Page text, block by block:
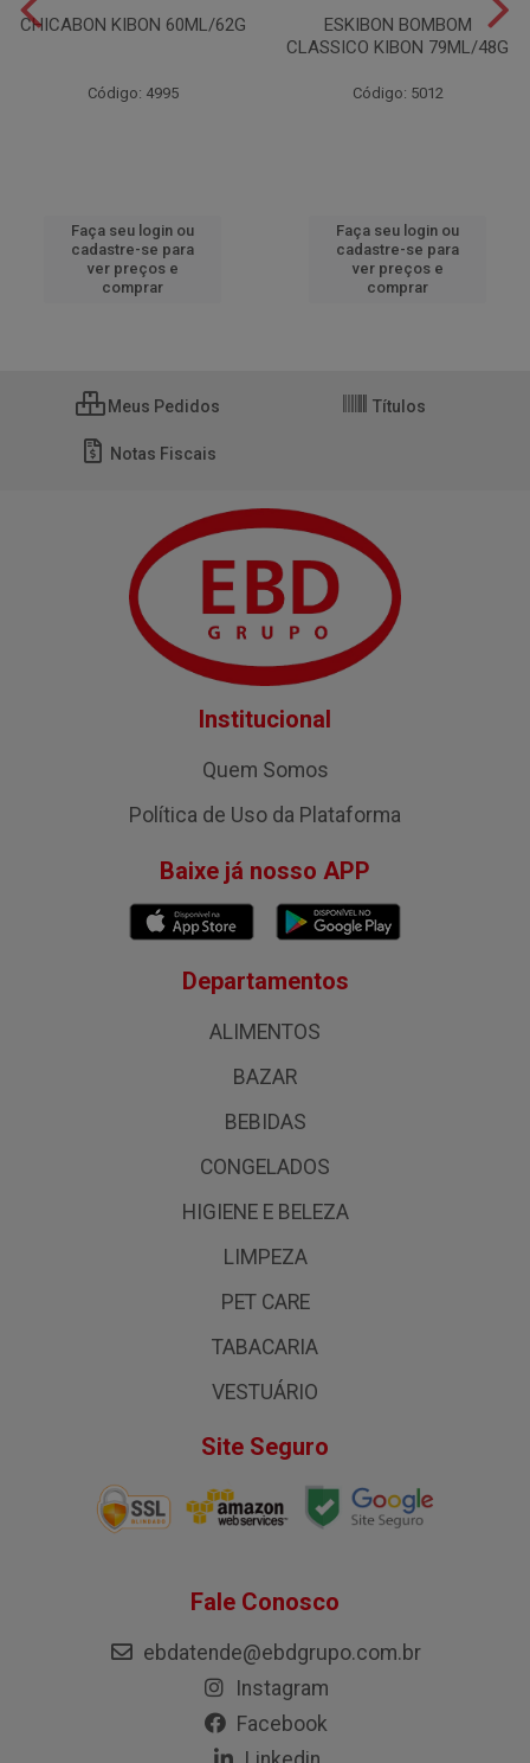
CHICABON KIBON 60ML/62G
Código: 4995
Faça seu login ou
cadastre-se para
ver preços e
comprar
ESKIBON BOMBOM
CLASSICO KIBON 79ML/48G
Código: 5012
Faça seu login ou
cadastre-se para
ver preços e
comprar
Meus Pedidos Títulos
Notas Fiscais
Institucional
Quem Somos
Política de Uso da Plataforma
Baixe já nosso APP
Departamentos
ALIMENTOS
BAZAR
BEBIDAS
CONGELADOS
HIGIENE E BELEZA
LIMPEZA
PET CARE
TABACARIA
VESTUÁRIO
Site Seguro
Fale Conosco
ebdatende@ebdgrupo.com.br
Instagram
Facebook